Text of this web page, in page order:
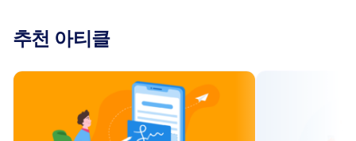
추천 아티클